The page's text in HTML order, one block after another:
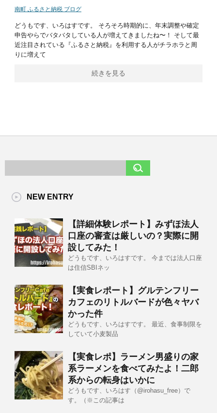
南町 ふるさと納税 ブログ
どうもです、いろはすです。 そろそろ時期的に、年末調整や確定
申告やらでバタバタしている人が増えてきましたね〜！ そして最
近注目されている『ふるさと納税』を利用する人がチラホラと周
りに増えて
続きを見る
NEW ENTRY
【詳細体験レポート】みずほ法人
口座の審査は厳しいの？実際に開
設してみた！
どうもです、いろはすです。 今までは法人口座
は住信SBIネッ
【実食レポート】グルテンフリー
カフェのリトルバードが色々ヤバ
かった件
どうもです、いろはすです。 最近、食事制限を
していて小麦製品
【実食レポ】ラーメン男盛りの家
系ラーメンを食べてみたよ！二郎
系からの転身はいかに
どうもです、いろはす（@irohasu_free）で
す。（※この記事は